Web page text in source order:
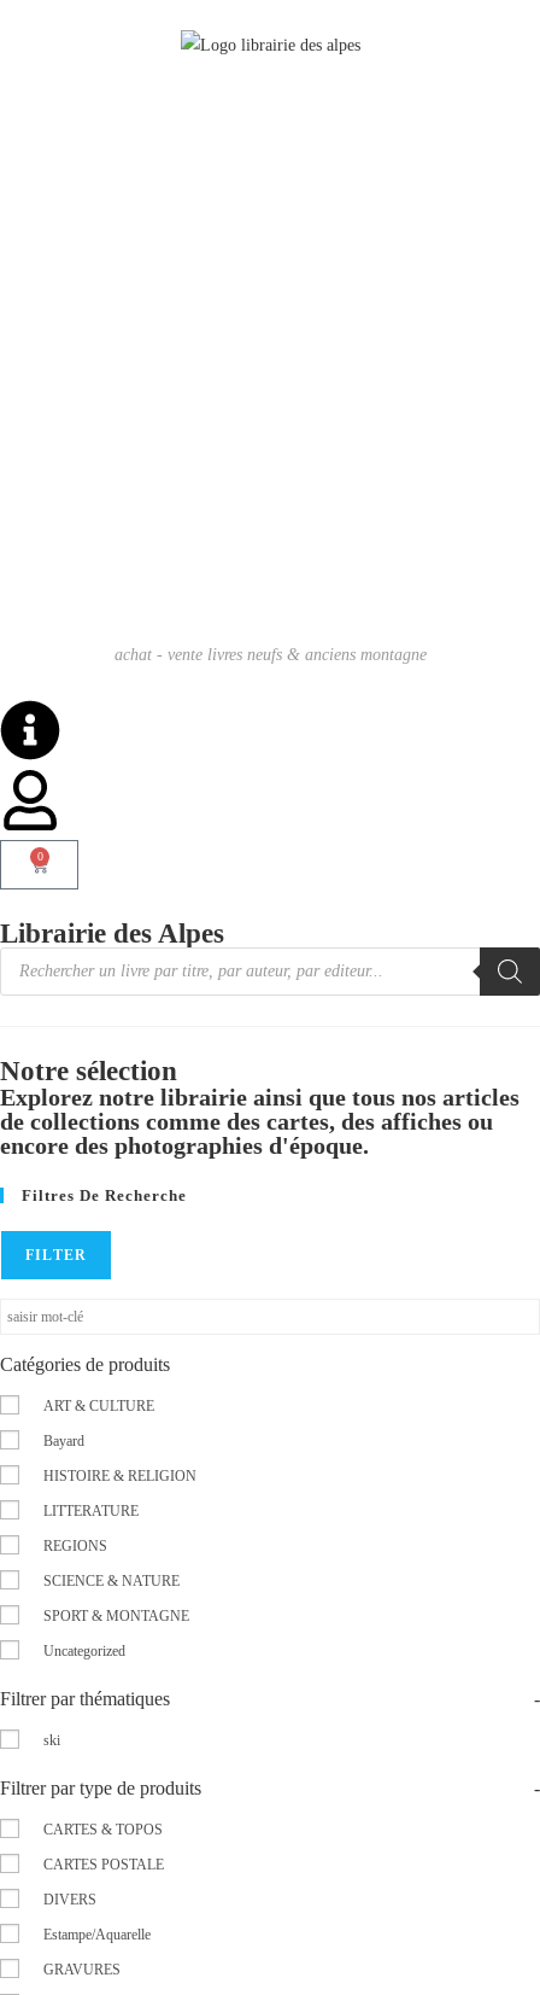
achat - vente livres neufs & anciens montagne
0
Librairie des Alpes
Notre sélection
Explorez notre librairie ainsi que tous nos articles
de collections comme des cartes, des affiches ou
encore des photographies d'époque.
Filtres De Recherche
FILTER
Catégories de produits
ART & CULTURE
Bayard
HISTOIRE & RELIGION
LITTERATURE
REGIONS
SCIENCE & NATURE
SPORT & MONTAGNE
Uncategorized
Filtrer par thématiques -
ski
Filtrer par type de produits -
CARTES & TOPOS
CARTES POSTALE
DIVERS
Estampe/Aquarelle
GRAVURES